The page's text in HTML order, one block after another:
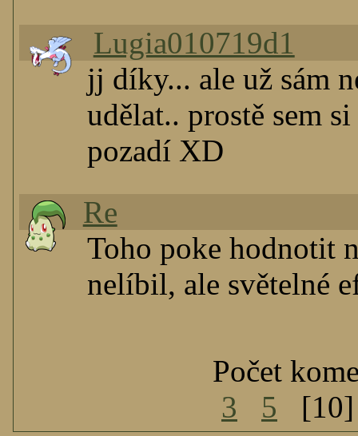
Lugia010719d1
jj díky... ale už sám
udělat.. prostě sem
pozadí XD
Re
Toho poke hodnotit
nelíbil, ale světelné
Počet
3
5